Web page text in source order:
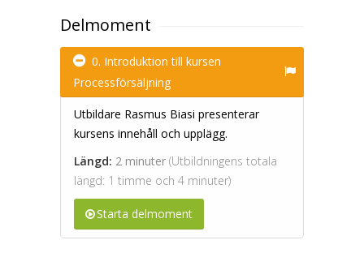
Delmoment
0. Introduktion till kursen
Processförsäljning
Utbildare Rasmus Biasi presenterar
kursens innehåll och upplägg.
Längd: 2 minuter (Utbildningens totala
längd: 1 timme och 4 minuter)
Starta delmoment